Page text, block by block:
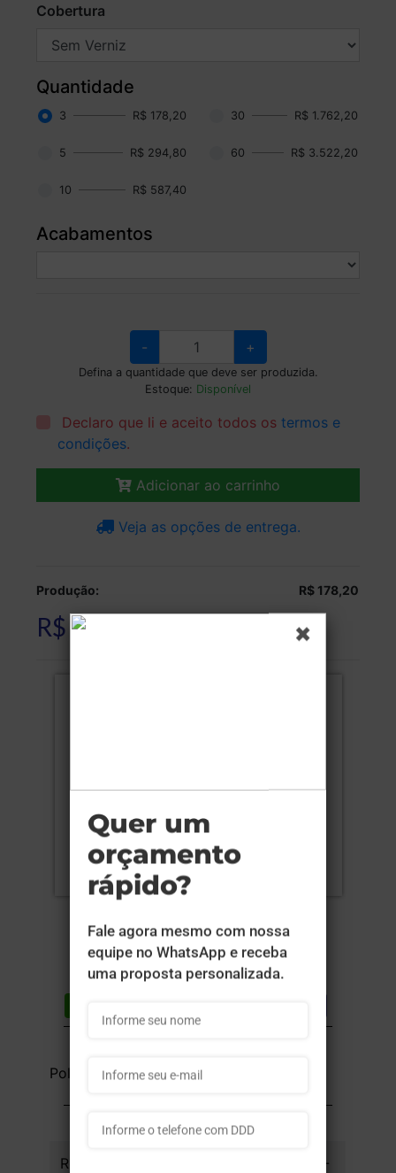
Cobertura
Quantidade
3 R$ 178,20 30 R$ 1.762,20
5 R$ 294,80 60 R$ 3.522,20
10 R$ 587,40
Acabamentos
- +
Defina a quantidade que deve ser produzida.
Estoque: Disponível
Declaro que li e aceito todos ostermos e
condições.
Adicionar ao carrinho
Veja as opções de entrega.
Produção: R$ 178,20
R$ 178,20
DESCRIÇÃO DO PRODUTO
Polímero - Sem Verniz - 3 unid
Referência
ac1d09cd024057 -